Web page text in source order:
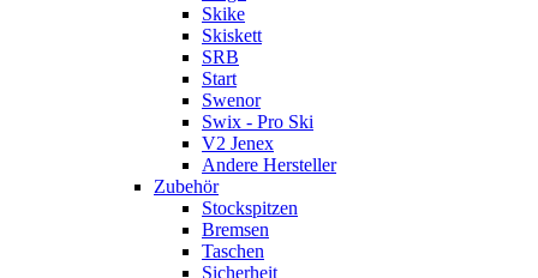
Skike
Skiskett
SRB
Start
Swenor
Swix - Pro Ski
V2 Jenex
Andere Hersteller
Zubehör
Stockspitzen
Bremsen
Taschen
Sicherheit